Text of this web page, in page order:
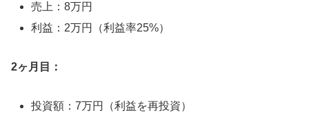
売上：8万円
利益：2万円（利益率25%）
2ヶ月目：
投資額：7万円（利益を再投資）